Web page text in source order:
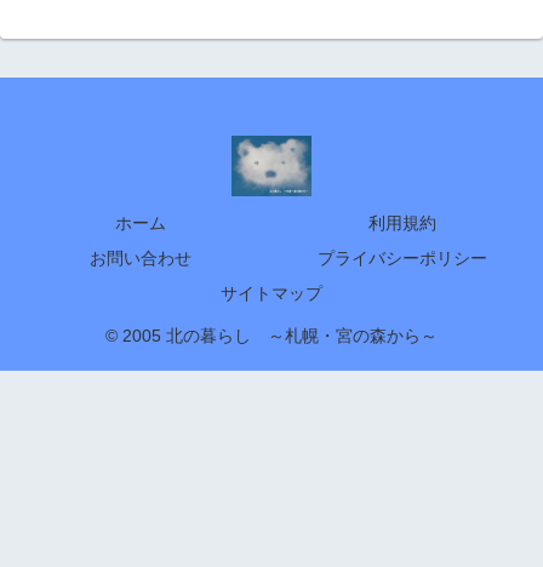
ホーム
利用規約
お問い合わせ
プライバシーポリシー
サイトマップ
© 2005 北の暮らし ～札幌・宮の森から～